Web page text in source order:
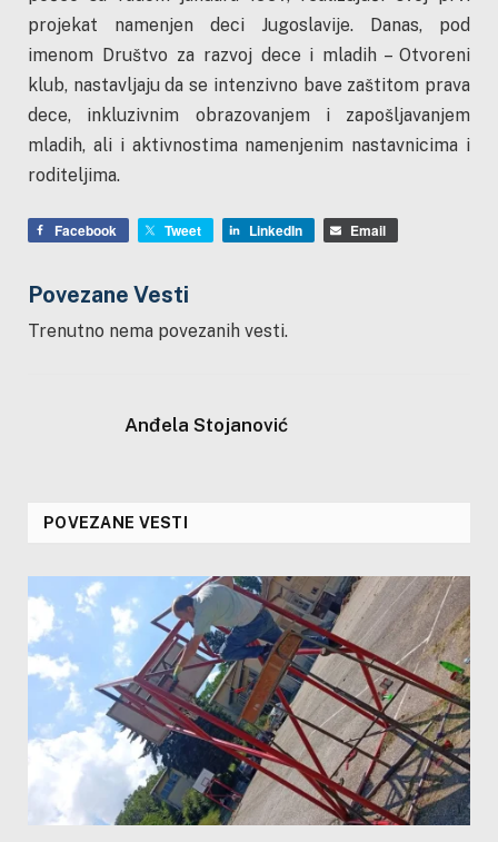
projekat namenjen deci Jugoslavije. Danas, pod
imenom Društvo za razvoj dece i mladih – Otvoreni
klub, nastavljaju da se intenzivno bave zaštitom prava
dece, inkluzivnim obrazovanjem i zapošljavanjem
mladih, ali i aktivnostima namenjenim nastavnicima i
roditeljima.
Facebook Tweet LinkedIn Email
Povezane Vesti
Trenutno nema povezanih vesti.
Anđela Stojanović
POVEZANE VESTI